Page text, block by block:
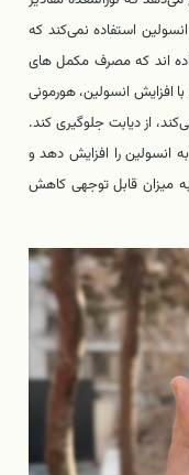
استفاده نمی‌کند که
اند که مصرف مکمل های
می‌تواند با افزایش انسولین، هورمونی
از دیابت جلوگیری کند.
انسولین را افزایش دهد و
به میزان قابل توجهی کاهش